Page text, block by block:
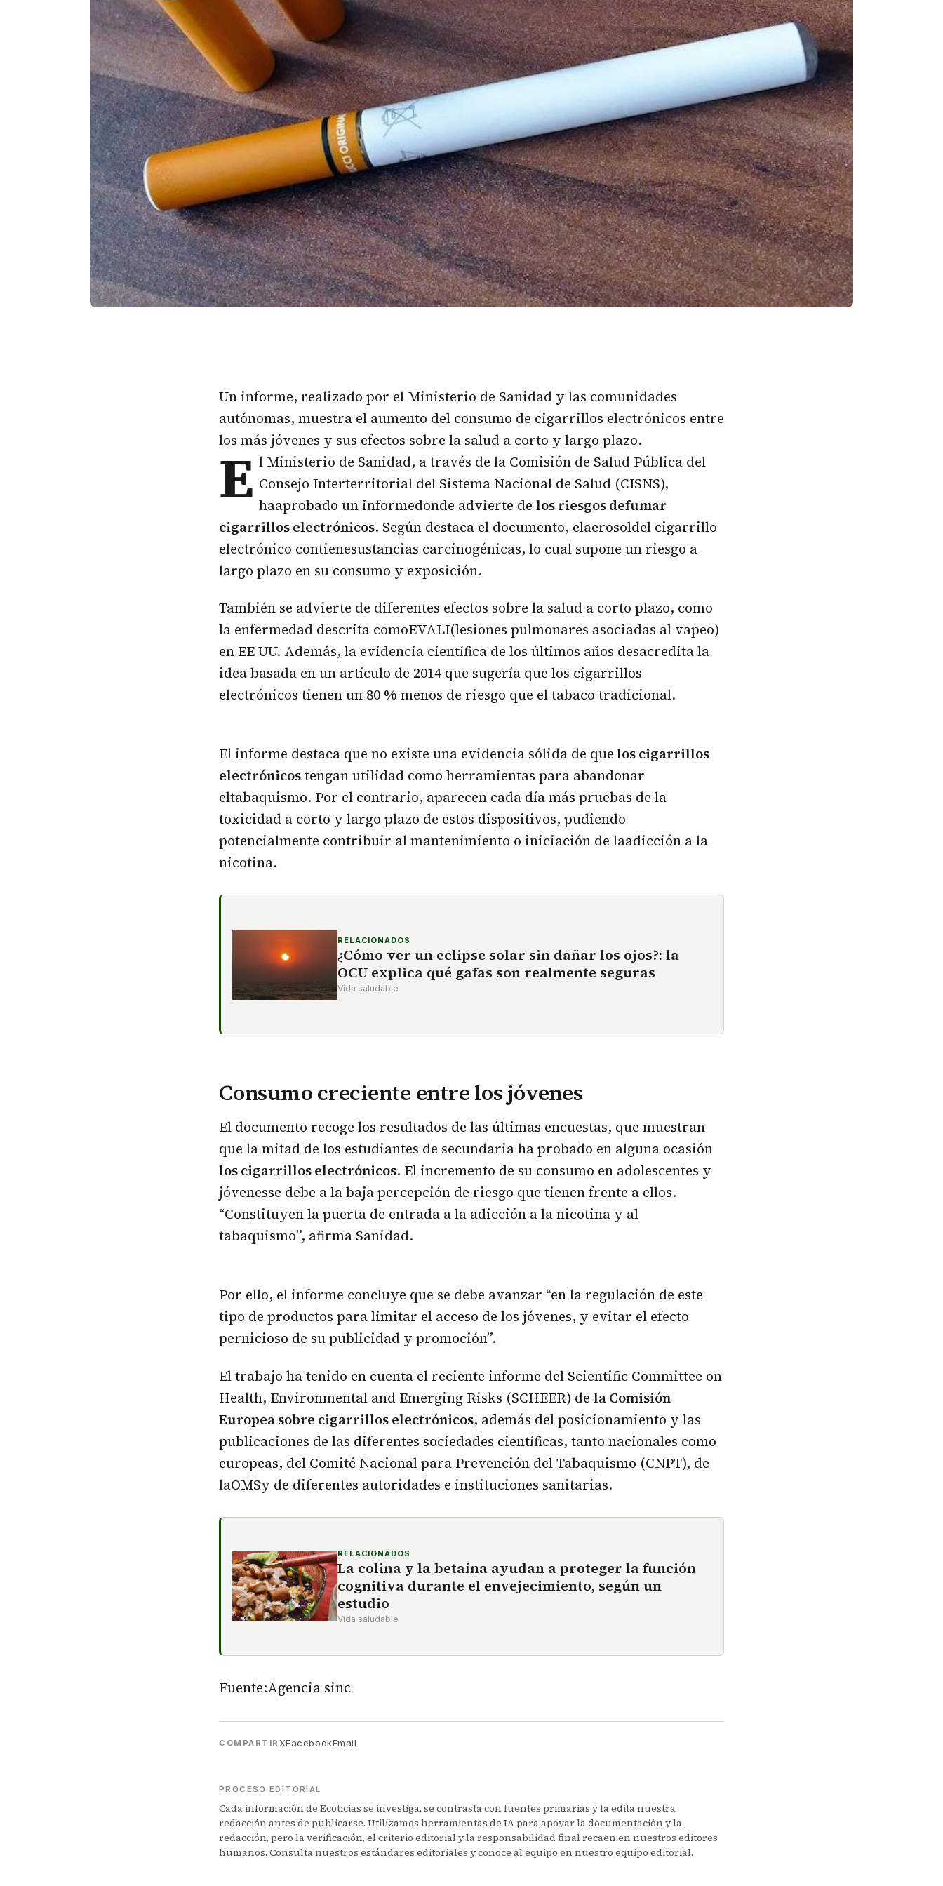
Un informe, realizado por el Ministerio de Sanidad y las comunidades
autónomas, muestra el aumento del consumo de cigarrillos electrónicos entre
los más jóvenes y sus efectos sobre la salud a corto y largo plazo.
E l Ministerio de Sanidad, a través de la Comisión de Salud Pública del
Consejo Interterritorial del Sistema Nacional de Salud (CISNS),
haaprobado un informedonde advierte delos riesgos defumar
cigarrillos electrónicos. Según destaca el documento, elaerosoldel cigarrillo
electrónico contienesustancias carcinogénicas, lo cual supone un riesgo a
largo plazo en su consumo y exposición.
También se advierte de diferentes efectos sobre la salud a corto plazo, como
la enfermedad descrita comoEVALI(lesiones pulmonares asociadas al vapeo)
en EE UU. Además, la evidencia científica de los últimos años desacredita la
idea basada en un artículo de 2014 que sugería que los cigarrillos
electrónicos tienen un 80 % menos de riesgo que el tabaco tradicional.
El informe destaca que no existe una evidencia sólida de quelos cigarrillos
electrónicostengan utilidad como herramientas para abandonar
eltabaquismo. Por el contrario, aparecen cada día más pruebas de la
toxicidad a corto y largo plazo de estos dispositivos, pudiendo
potencialmente contribuir al mantenimiento o iniciación de laadicción a la
nicotina.
RELACIONADOS
¿Cómo ver un eclipse solar sin dañar los ojos?: la
OCU explica qué gafas son realmente seguras
Vida saludable
Consumo creciente entre los jóvenes
El documento recoge los resultados de las últimas encuestas, que muestran
que la mitad de los estudiantes de secundaria ha probado en alguna ocasión
los cigarrillos electrónicos. El incremento de su consumo en adolescentes y
jóvenesse debe a la baja percepción de riesgo que tienen frente a ellos.
“Constituyen la puerta de entrada a la adicción a la nicotina y al
tabaquismo”, afirma Sanidad.
Por ello, el informe concluye que se debe avanzar “en la regulación de este
tipo de productos para limitar el acceso de los jóvenes, y evitar el efecto
pernicioso de su publicidad y promoción”.
El trabajo ha tenido en cuenta el reciente informe del Scientific Committee on
Health, Environmental and Emerging Risks (SCHEER) de la Comisión
Europea sobre cigarrillos electrónicos, además del posicionamiento y las
publicaciones de las diferentes sociedades científicas, tanto nacionales como
europeas, del Comité Nacional para Prevención del Tabaquismo (CNPT), de
laOMSy de diferentes autoridades e instituciones sanitarias.
RELACIONADOS
La colina y la betaína ayudan a proteger la función
cognitiva durante el envejecimiento, según un
estudio
Vida saludable
Fuente:Agencia sinc
COMPARTIR XFacebookEmail
PROCESO EDITORIAL
Cada información de Ecoticias se investiga, se contrasta con fuentes primarias y la edita nuestra
redacción antes de publicarse. Utilizamos herramientas de IA para apoyar la documentación y la
redacción, pero la verificación, el criterio editorial y la responsabilidad final recaen en nuestros editores
humanos. Consulta nuestros estándares editoriales y conoce al equipo en nuestro equipo editorial.